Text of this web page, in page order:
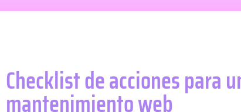
Checklist de acciones para
mantenimiento web